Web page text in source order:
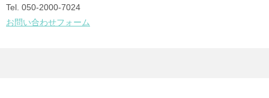
Tel. 050‐2000‐7024
お問い合わせフォーム